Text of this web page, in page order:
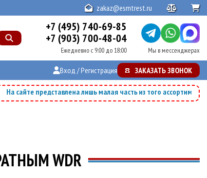
zakaz@esmtrest.ru
+7 (495) 740-69-85
+7 (903) 700-48-04
Ежедневно с 9:00 до 18:00 Мы в мессенджерах
Вход / Регистрация ЗАКАЗАТЬ ЗВОНОК
На сайте представлена лишь малая часть из того
WDR